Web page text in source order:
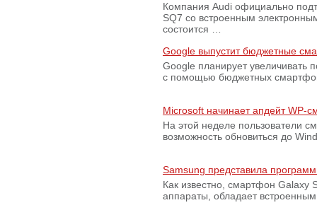
Компания Audi официально
SQ7 со встроенным
состоится …
Google выпустит бюджетные
Google планирует увеличивать
с помощью бюджетных
Microsoft начинает апдейт WP-
На этой неделе пользователи
возможность обновиться до
Samsung представила
Как известно, смартфон Galaxy
аппараты, обладает